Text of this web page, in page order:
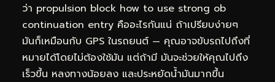
ว่า propulsion block how to use strong ob
continuation entry คืออะไรกันแน่ ถ้าเปรียบง่ายๆ
มันก็เหมือนกับ GPS ในรถยนต์ — คุณอาจขับรถไปถึงที่
หมายได้โดยไม่ต้องใช้มัน แต่ถ้ามี มันจะช่วยให้คุณไปถึง
เร็วขึ้น หลงทางน้อยลง และประหยัดน้ำมันมากขึ้น